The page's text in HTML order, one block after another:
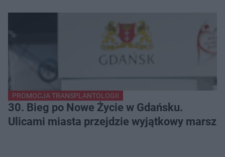
PROMOCJA TRANSPLANTOLOGII
30. Bieg po Nowe Życie w Gdańsku.
Ulicami miasta przejdzie wyjątkowy marsz